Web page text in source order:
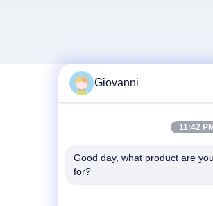
Tel
Giovanni
11:42 PM
Good day, what product are
for?